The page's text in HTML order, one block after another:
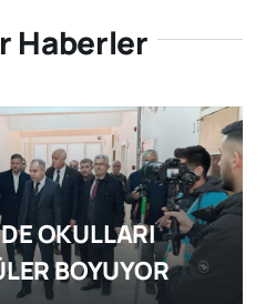
Haberler
OKULLARI
BOYUYOR